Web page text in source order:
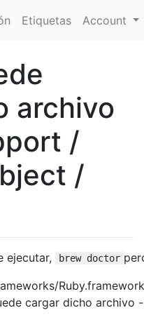
Etiquetas Account
archivo
/
/
ejecutar, brew doctor
cargar dicho